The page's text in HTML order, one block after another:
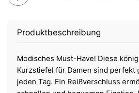
Produktbeschreibung
Modisches Must-Have! Diese
Kurzstiefel für Damen sind perfekt
jeden Tag. Ein Reißverschluss